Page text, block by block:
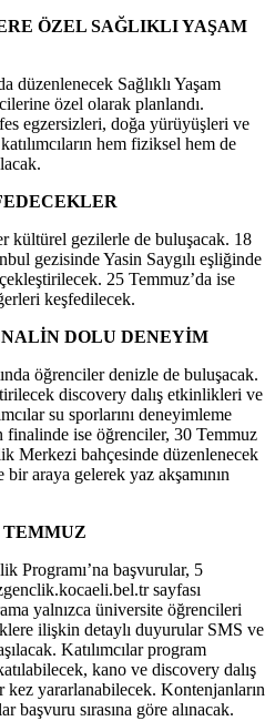
ÖZEL SAĞLIKLI YAŞAM
düzenlenecek Sağlıklı Yaşam
özel olarak planlandı.
egzersizleri, doğa yürüyüşleri ve
hem fiziksel hem de
kültürel gezilerle de buluşacak. 18
gezisinde Yasin Saygılı eşliğinde
25 Temmuz’da ise
keşfedilecek.
DOLU DENEYİM
öğrenciler denizle de buluşacak.
discovery dalış etkinlikleri ve
su sporlarını deneyimleme
finalinde ise öğrenciler, 30 Temmuz
Merkezi bahçesinde düzenlenecek
araya gelerek yaz akşamının
TEMMUZ
Programı’na başvurular, 5
sayfası
yalnızca üniversite öğrencileri
ilişkin detaylı duyurular SMS ve
Katılımcılar program
kano ve discovery dalış
yararlanabilecek. Kontenjanların
başvuru sırasına göre alınacak.